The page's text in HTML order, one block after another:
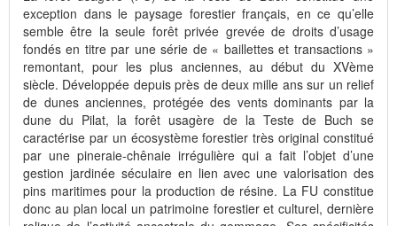
exception dans le paysage forestier français, en ce qu’elle
semble être la seule forêt privée grevée de droits d’usage
fondés en titre par une série de « baillettes et transactions »
remontant, pour les plus anciennes, au début du XVème
siècle. Développée depuis près de deux mille ans sur un relief
de dunes anciennes, protégée des vents dominants par la
dune du Pilat, la forêt usagère de la Teste de Buch se
caractérise par un écosystème forestier très original constitué
par une pineraie-chênaie irrégulière qui a fait l’objet d’une
gestion jardinée séculaire en lien avec une valorisation des
pins maritimes pour la production de résine. La FU constitue
donc au plan local un patrimoine forestier et culturel, dernière